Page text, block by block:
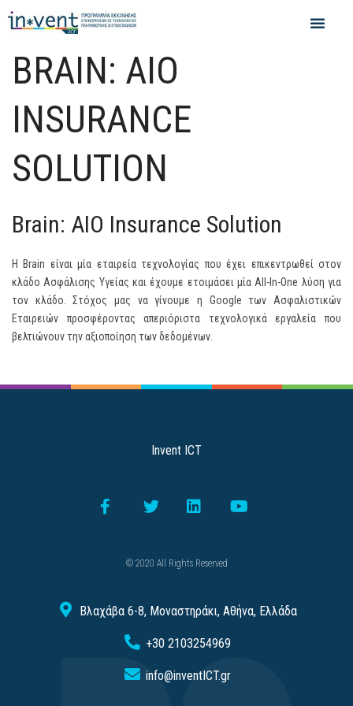
BRAIN: AIO
INSURANCE
SOLUTION
Brain: AIO Insurance Solution
Η Brain είναι μία εταιρεία τεχνολογίας που έχει επικεντρωθεί στον
κλάδο Ασφάλισης Υγείας και έχουμε ετοιμάσει μία All-In-One λύση για
τον κλάδο. Στόχος μας να γίνουμε η Google των Ασφαλιστικών
Εταιρειών προσφέροντας απεριόριστα τεχνολογικά εργαλεία που
βελτιώνουν την αξιοποίηση των δεδομένων.
Invent ICT
© 2020 All Rights Reserved
Βλαχάβα 6-8, Μοναστηράκι, Αθήνα, Ελλάδα
+30 2103254969
info@inventICT.gr